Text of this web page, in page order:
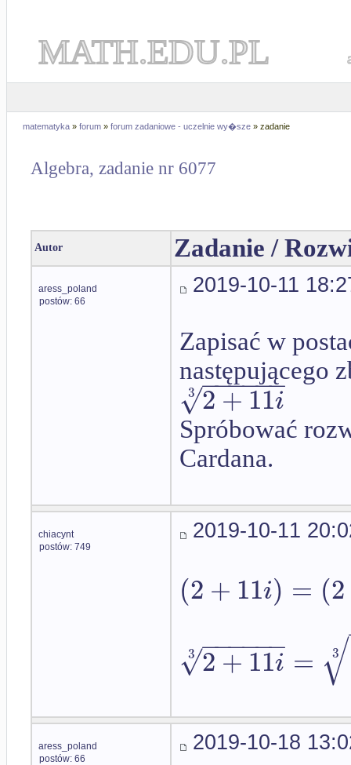
MATH.EDU.PL
matematyka » forum » forum zadaniowe - uczelnie wy�sze » zadanie
Algebra, zadanie nr 6077
Autor Zadanie /
aress_poland
postów: 66
2019-10-11
Zapisać w
następującego
2+11i
− −
−−−−
√
3
Spróbować
Cardana.
chiacynt
postów: 749
2019-10-11
(2+11i) = (2
2+11i
− −
−−−−
√
3 = √
3
aress_poland
postów: 66
2019-10-18